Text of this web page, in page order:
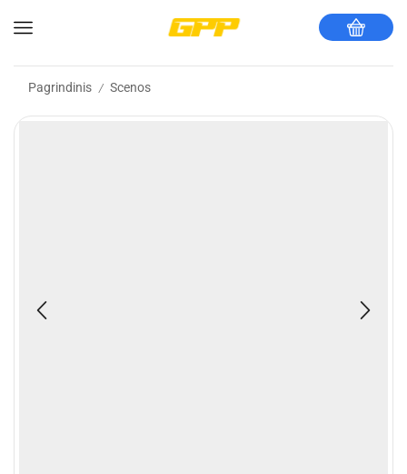
Pagrindinis / Scenos